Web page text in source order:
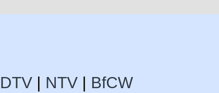
DTV NTV
BfCW